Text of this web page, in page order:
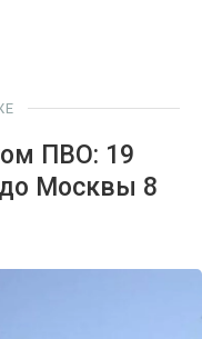
ПВО: 19
Москвы 8